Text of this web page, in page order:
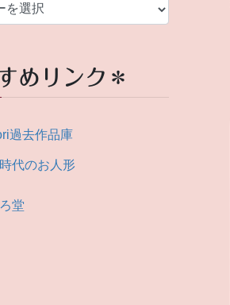
めリンク＊
過去作品庫
代のお人形
堂